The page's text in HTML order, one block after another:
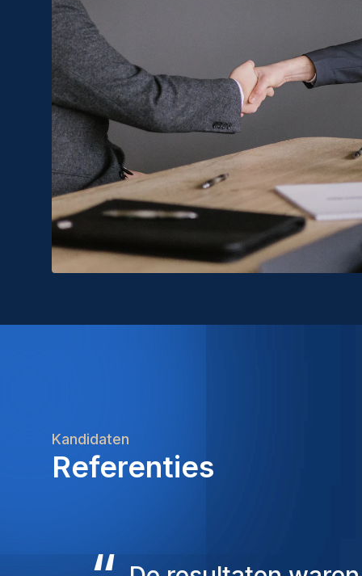
Kandidaten
Referenties